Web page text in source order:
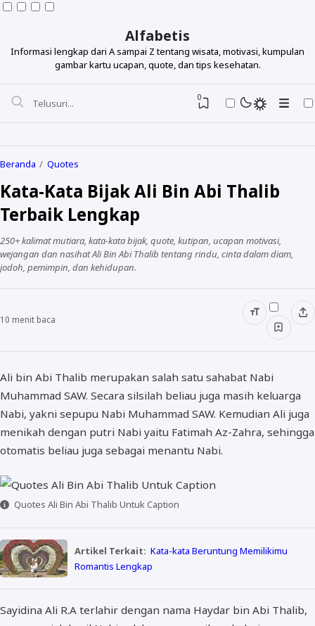
Alfabetis
Informasi lengkap dari A sampai Z tentang wisata, motivasi, kumpulan
gambar kartu ucapan, quote, dan tips kesehatan.
Berdasarkan Topik
Berdasarkan Tokoh
Lihat Semua Quotes
0
Beranda Quotes
Kata-Kata Bijak Ali Bin Abi Thalib
Terbaik Lengkap
250+ kalimat mutiara, kata-kata bijak, quote, kutipan, ucapan motivasi,
wejangan dan nasihat Ali Bin Abi Thalib tentang rindu, cinta dalam diam,
jodoh, pemimpin, dan kehidupan.
10 menit baca
Ali bin Abi Thalib merupakan salah satu sahabat Nabi
Muhammad SAW. Secara silsilah beliau juga masih keluarga
Nabi, yakni sepupu Nabi Muhammad SAW. Kemudian Ali juga
menikah dengan putri Nabi yaitu Fatimah Az-Zahra, sehingga
otomatis beliau juga sebagai menantu Nabi.
Quotes Ali Bin Abi Thalib Untuk Caption
Artikel Terkait: Kata-kata Beruntung Memilikimu
Romantis Lengkap
Sayidina Ali R.A terlahir dengan nama Haydar bin Abi Thalib,